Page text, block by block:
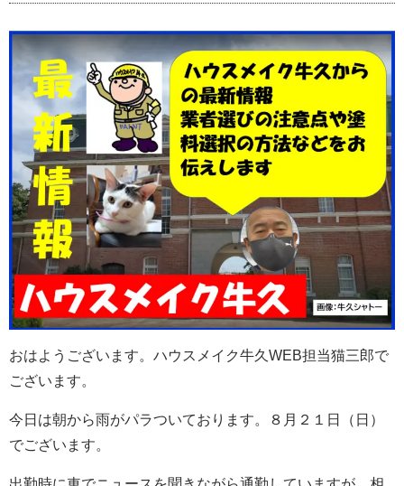
おはようございます。ハウスメイク牛久WEB担当猫三郎で
ございます。
今日は朝から雨がパラついております。８月２１日（日）
でございます。